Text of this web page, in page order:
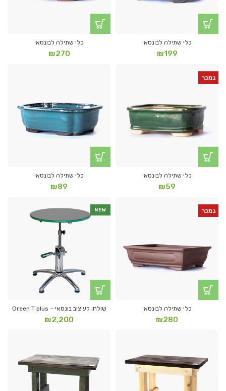
כלי שתילה לבונסאי
₪199
כלי שתילה לבונסאי
₪270
נמכר
כלי שתילה לבונסאי
₪59
כלי שתילה לבונסאי
₪89
נמכר
כלי שתילה לבונסאי
₪280
NEW
שולחן לעיצוב בונסאי – Green T plus
₪2,200